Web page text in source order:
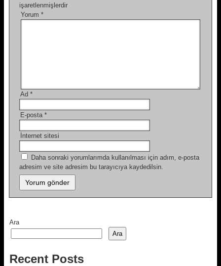
işaretlenmişlerdir
Yorum *
Ad *
E-posta *
İnternet sitesi
Daha sonraki yorumlarımda kullanılması için adım, e-posta
adresim ve site adresim bu tarayıcıya kaydedilsin.
Ara
Ara
Recent Posts